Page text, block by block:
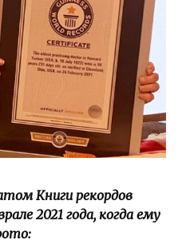
Книги рекордов
2021 года, когда ему